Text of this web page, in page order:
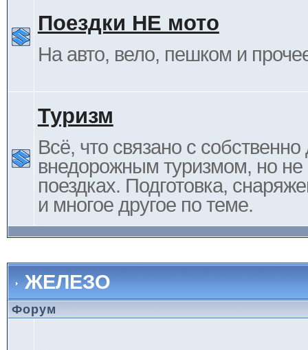
Поездки НЕ мото
На авто, вело, пешком и
Туризм
Всё, что связано с
внедорожным туризмом, но не
поездках. Подготовка,
и многое другое по теме.
ЖЕЛЕЗО
Форум